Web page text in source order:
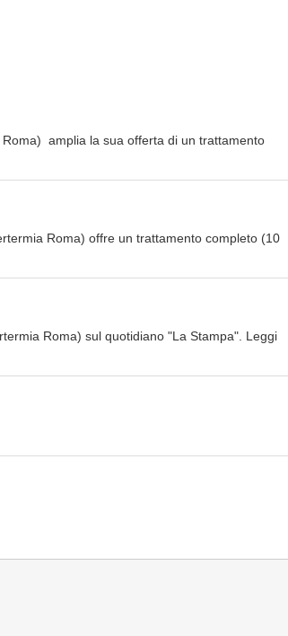
amplia la sua offerta di un trattamento
Roma) offre un trattamento completo (10
Roma) sul quotidiano "La Stampa". Leggi